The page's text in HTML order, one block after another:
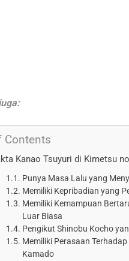
Contents
Kanao Tsuyuri di Kimetsu
Punya Masa Lalu yang
Memiliki Kepribadian yang
Memiliki Kemampuan
Luar Biasa
Pengikut Shinobu Kocho
Memiliki Perasaan Terhadap
Kamado